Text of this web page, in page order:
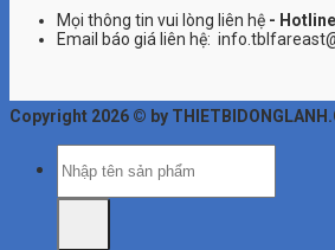
Mọi thông tin vui lòng liên hệ -
Email báo giá liên hệ:
Copyright 2026 © by
kiếm: